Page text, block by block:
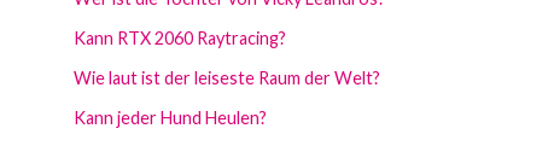
Kann RTX 2060 Raytracing?
Wie laut ist der leiseste Raum der Welt?
Kann jeder Hund Heulen?